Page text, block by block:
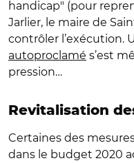
handicap" (pour
Jarlier, le maire de
contrôler l’exécution.
autoproclamé s’est
pression…
Revitalisation
Certaines des
dans le budget 2020